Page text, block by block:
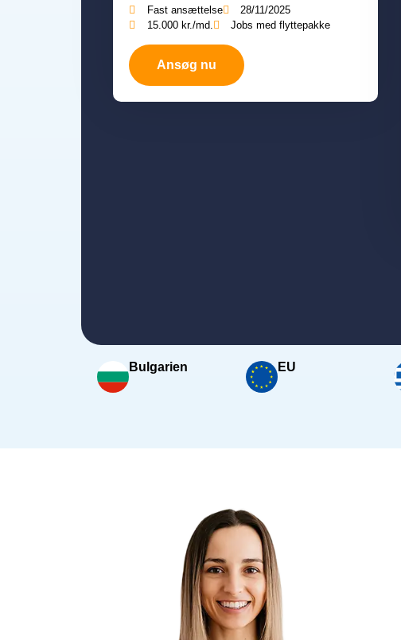
Fast ansættelse
28/11/2025
15.000 kr./md.
Jobs med flyttepakke
Ansøg nu
Bulgarien EU